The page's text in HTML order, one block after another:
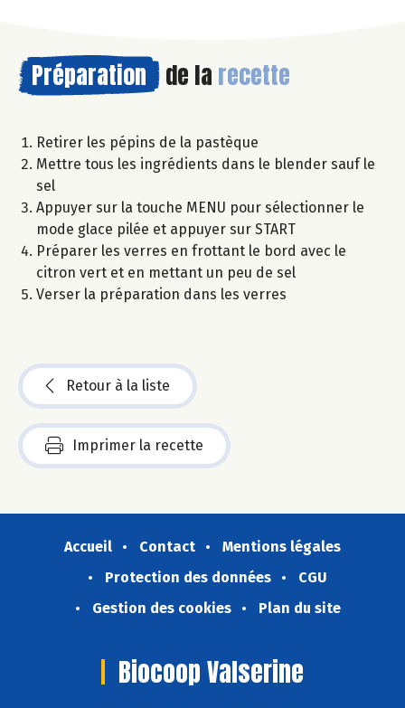
Préparation de la recette
Retirer les pépins de la pastèque
Mettre tous les ingrédients dans le blender sauf le
sel
Appuyer sur la touche MENU pour sélectionner le
mode glace pilée et appuyer sur START
Préparer les verres en frottant le bord avec le
citron vert et en mettant un peu de sel
Verser la préparation dans les verres
Retour à la liste
Imprimer la recette
Accueil Contact
Mentions légales
Protection des données
CGU
Gestion des cookies
Plan du site
Biocoop Valserine